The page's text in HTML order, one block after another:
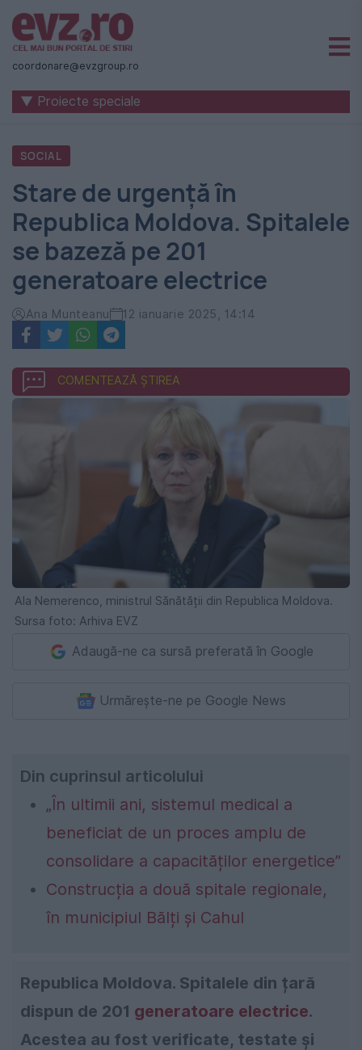
Știri
naționale
internaționale
România
-
Evenimentul
Zilei
coordonare@evzgroup.ro
▼ Proiecte speciale
SOCIAL
Stare de urgență în
Republica Moldova. Spitalele
se bazeză pe 201
generatoare electrice
Ana Munteanu 12 ianuarie 2025, 14:14
COMENTEAZĂ ȘTIREA
Ala Nemerenco, ministrul Sănătății din Republica Moldova.
Sursa foto: Arhiva EVZ
Adaugă-ne ca sursă preferată în Google
Urmărește-ne pe Google News
Din cuprinsul articolului
„În ultimii ani, sistemul medical a
beneficiat de un proces amplu de
consolidare a capacităților energetice”
Construcția a două spitale regionale,
în municipiul Bălți și Cahul
Republica Moldova. Spitalele din țară
dispun de 201 generatoare electrice.
Acestea au fost verificate, testate și